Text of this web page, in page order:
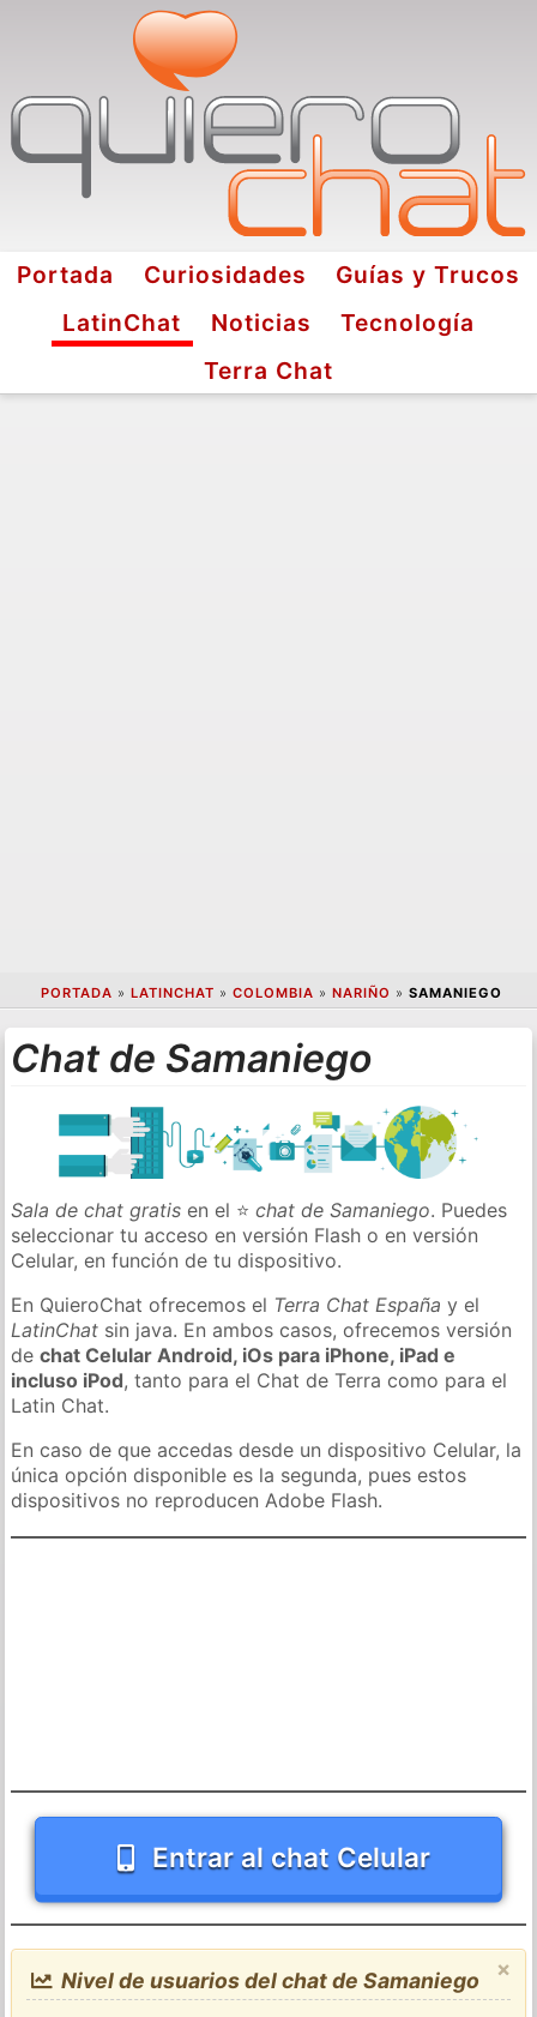
Portada Curiosidades
Guías y Trucos
LatinChat
Noticias
Tecnología
Terra Chat
PORTADA » LATINCHAT » COLOMBIA » NARIÑO » SAMANIEGO
Chat de Samaniego
Sala de chat gratis en el ⭐chat de Samaniego. Puedes
seleccionar tu acceso en versión Flash o en versión
Celular, en función de tu dispositivo.
En QuieroChat ofrecemos el Terra Chat España y el
LatinChat sin java. En ambos casos, ofrecemos versión
dechat Celular Android, iOs para iPhone, iPad e
incluso iPod, tanto para el Chat de Terra como para el
Latin Chat.
En caso de que accedas desde un dispositivo Celular, la
única opción disponible es la segunda, pues estos
dispositivos no reproducen Adobe Flash.
Entrar al chat Celular
×
Nivel de usuarios del chat de Samaniego